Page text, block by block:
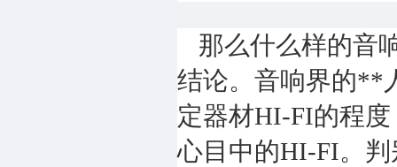
那么什么样的音
结论。音响界的**
定器材HI-FI的程
心目中的HI-FI。